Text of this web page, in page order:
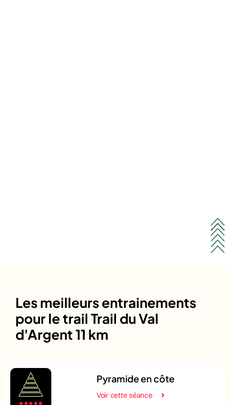
Les meilleurs entrainements
pour le trail Trail du Val
d'Argent 11 km
Pyramide en côte
Voir cette séance